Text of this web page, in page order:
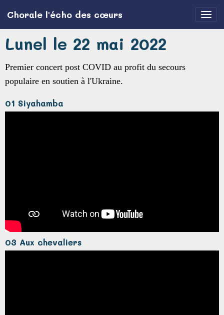
Chorale l'écho des cœurs
Lunel le 22 mai 2022
Premier concert post COVID au profit du secours
populaire en soutien à l'Ukraine.
01 Siyahamba
03 Aux chevaliers